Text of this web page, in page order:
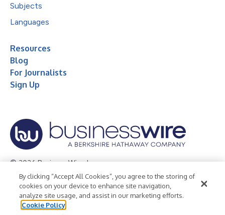
Subjects
Languages
Resources
Blog
For Journalists
Sign Up
© 2026 Business Wire, Inc.
Privacy Policy Cookie Policy
Accessibility Statement
Terms of Use
Legal
By clicking “Accept All Cookies”, you agree to the storing of
cookies on your device to enhance site navigation,
analyze site usage, and assist in our marketing efforts.
Cookie Policy